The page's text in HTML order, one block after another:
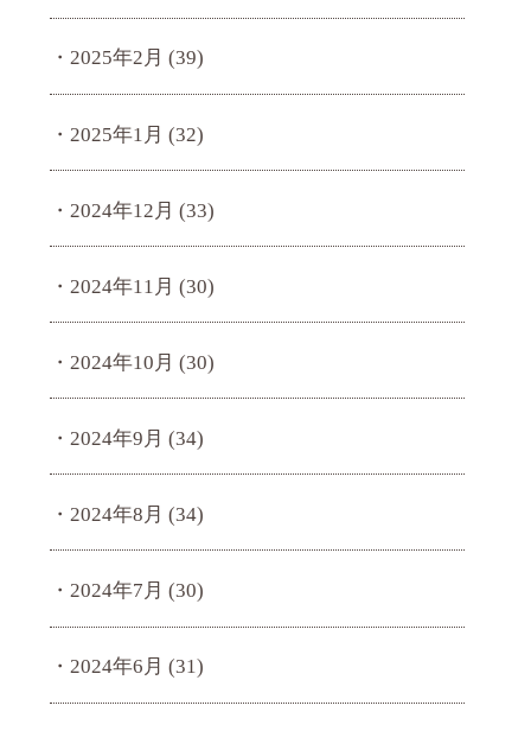
2025年2月 (39)
2025年1月 (32)
2024年12月 (33)
2024年11月 (30)
2024年10月 (30)
2024年9月 (34)
2024年8月 (34)
2024年7月 (30)
2024年6月 (31)